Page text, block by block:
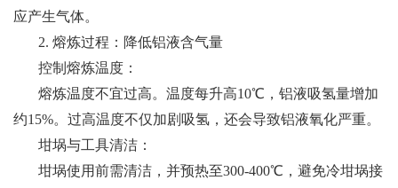
应产生气体。
2. 熔炼过程：降低铝液含气量
控制熔炼温度：
熔炼温度不宜过高。温度每升高10℃，铝液吸氢量增加
约15%。过高温度不仅加剧吸氢，还会导致铝液氧化严重。
坩埚与工具清洁：
坩埚使用前需清洁，并预热至300-400℃，避免冷坩埚接